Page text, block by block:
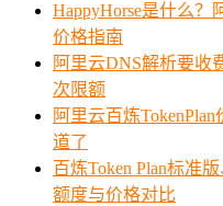
HappyHorse是什么
价格指南
阿里云DNS解析要收
次限额
阿里云百炼
道了
百炼Token Plan标准
额度与价格对比